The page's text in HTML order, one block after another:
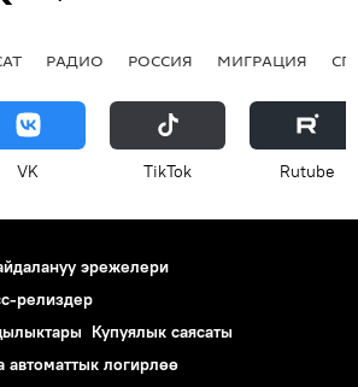
РАДИО РОССИЯ МИГРАЦИЯ
VK ТikТоk Rutube
эрежелери
релиздер
Купуялык саясаты
логирлөө